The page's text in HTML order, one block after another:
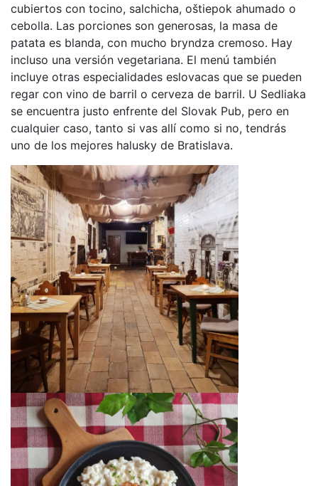
cubiertos con tocino, salchicha, oštiepok ahumado o
cebolla. Las porciones son generosas, la masa de
patata es blanda, con mucho bryndza cremoso. Hay
incluso una versión vegetariana. El menú también
incluye otras especialidades eslovacas que se pueden
regar con vino de barril o cerveza de barril. U Sedliaka
se encuentra justo enfrente del Slovak Pub, pero en
cualquier caso, tanto si vas allí como si no, tendrás
uno de los mejores halusky de Bratislava.